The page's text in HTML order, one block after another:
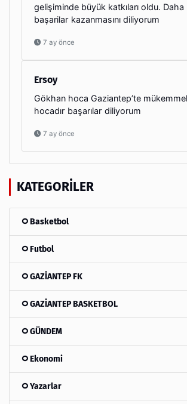
gelişiminde büyük katkıları oldu. Daha
başarilar kazanmasını diliyorum
7 ay önce
Ersoy
Gökhan hoca Gaziantep’te
hocadır başarılar diliyorum
7 ay önce
KATEGORILER
Basketbol
Futbol
GAZİANTEP FK
GAZİANTEP BASKETBOL
GÜNDEM
Ekonomi
Yazarlar